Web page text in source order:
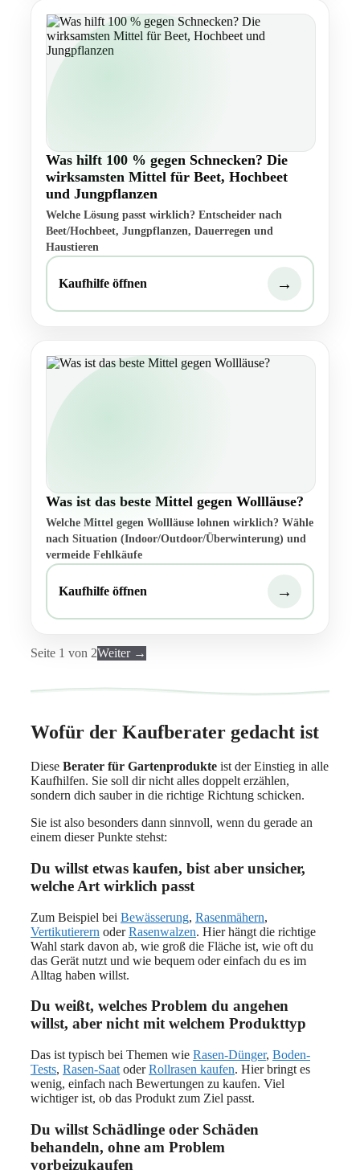
Was hilft 100 % gegen Schnecken? Die
wirksamsten Mittel für Beet, Hochbeet
und Jungpflanzen
Welche Lösung passt wirklich? Entscheider nach
Beet/Hochbeet, Jungpflanzen, Dauerregen und
Haustieren
Kaufhilfe öffnen →
Was ist das beste Mittel gegen Wollläuse?
Welche Mittel gegen Wollläuse lohnen wirklich? Wähle
nach Situation (Indoor/Outdoor/Überwinterung) und
vermeide Fehlkäufe
Kaufhilfe öffnen →
Seite 1 von 2Weiter →
Wofür der Kaufberater gedacht ist
Diese Berater für Gartenprodukte ist der Einstieg in alle
Kaufhilfen. Sie soll dir nicht alles doppelt erzählen,
sondern dich sauber in die richtige Richtung schicken.
Sie ist also besonders dann sinnvoll, wenn du gerade an
einem dieser Punkte stehst:
Du willst etwas kaufen, bist aber unsicher,
welche Art wirklich passt
Zum Beispiel bei Bewässerung, Rasenmähern,
Vertikutierern oderRasenwalzen. Hier hängt die richtige
Wahl stark davon ab, wie groß die Fläche ist, wie oft du
das Gerät nutzt und wie bequem oder einfach du es im
Alltag haben willst.
Du weißt, welches Problem du angehen
willst, aber nicht mit welchem Produkttyp
Das ist typisch bei Themen wie Rasen-Dünger, Boden-
Tests, Rasen-Saat oderRollrasen kaufen. Hier bringt es
wenig, einfach nach Bewertungen zu kaufen. Viel
wichtiger ist, ob das Produkt zum Ziel passt.
Du willst Schädlinge oder Schäden
behandeln, ohne am Problem
vorbeizukaufen